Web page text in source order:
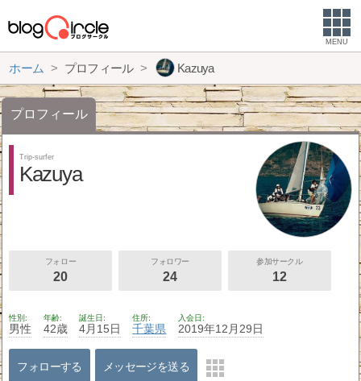
MENU
ホーム プロフィール Kazuya
プロフィール
Trip-surfer
Kazuya
フォロー
20
フォロワー
24
参加サークル
12
性別
男性
年齢
42歳
誕生日
4月15日
住所
千葉県
入会日
2019年12月29日
フォローする メッセージを送る